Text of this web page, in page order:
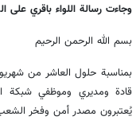
وجاءت رسالة اللواء باقري على
بسم الله الرحمن الرحيم
قادة ومديري وموظفي شبكة
يُعتبرون مصدر أمن وفخر الشعب